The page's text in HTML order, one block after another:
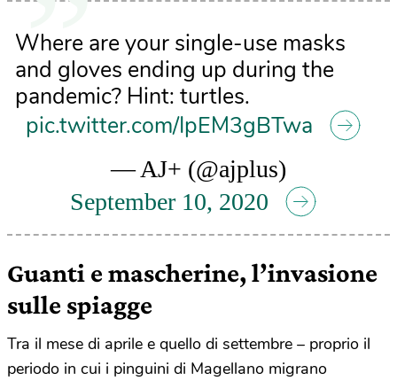
Where are your single-use masks
and gloves ending up during the
pandemic? Hint: turtles.
pic.twitter.com/IpEM3gBTwa
— AJ+ (@ajplus)
September 10, 2020
Guanti e mascherine, l’invasione
sulle spiagge
Tra il mese di aprile e quello di settembre – proprio il
periodo in cui i pinguini di Magellano migrano